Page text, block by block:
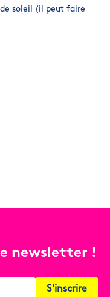
soleil (il peut faire
newsletter !
S'inscrire